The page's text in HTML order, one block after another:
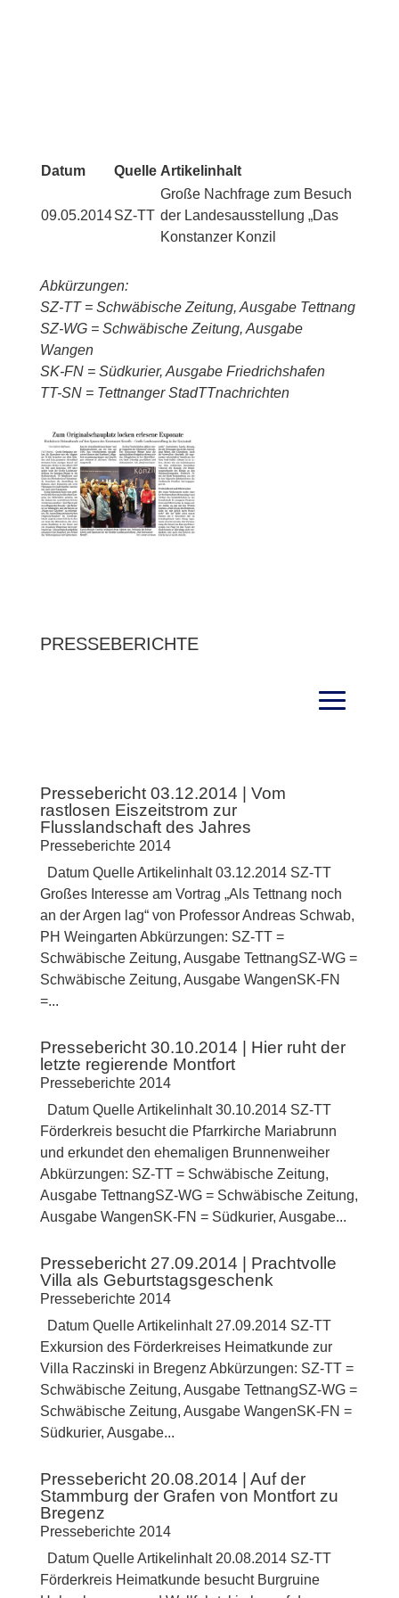
Datum Quelle Artikelinhalt
09.05.2014SZ-TT
Große Nachfrage zum Besuch
der Landesausstellung „Das
Konstanzer Konzil
Abkürzungen:
SZ-TT = Schwäbische Zeitung, Ausgabe Tettnang
SZ-WG = Schwäbische Zeitung, Ausgabe
Wangen
SK-FN = Südkurier, Ausgabe Friedrichshafen
TT-SN = Tettnanger StadTTnachrichten
PRESSEBERICHTE
Pressebericht 03.12.2014 | Vom
rastlosen Eiszeitstrom zur
Flusslandschaft des Jahres
Presseberichte 2014
Datum Quelle Artikelinhalt 03.12.2014 SZ-TT
Großes Interesse am Vortrag „Als Tettnang noch
an der Argen lag“ von Professor Andreas Schwab,
PH Weingarten Abkürzungen: SZ-TT =
Schwäbische Zeitung, Ausgabe TettnangSZ-WG =
Schwäbische Zeitung, Ausgabe WangenSK-FN
=...
Pressebericht 30.10.2014 | Hier ruht der
letzte regierende Montfort
Presseberichte 2014
Datum Quelle Artikelinhalt 30.10.2014 SZ-TT
Förderkreis besucht die Pfarrkirche Mariabrunn
und erkundet den ehemaligen Brunnenweiher
Abkürzungen: SZ-TT = Schwäbische Zeitung,
Ausgabe TettnangSZ-WG = Schwäbische Zeitung,
Ausgabe WangenSK-FN = Südkurier, Ausgabe...
Pressebericht 27.09.2014 | Prachtvolle
Villa als Geburtstagsgeschenk
Presseberichte 2014
Datum Quelle Artikelinhalt 27.09.2014 SZ-TT
Exkursion des Förderkreises Heimatkunde zur
Villa Raczinski in Bregenz Abkürzungen: SZ-TT =
Schwäbische Zeitung, Ausgabe TettnangSZ-WG =
Schwäbische Zeitung, Ausgabe WangenSK-FN =
Südkurier, Ausgabe...
Pressebericht 20.08.2014 | Auf der
Stammburg der Grafen von Montfort zu
Bregenz
Presseberichte 2014
Datum Quelle Artikelinhalt 20.08.2014 SZ-TT
Förderkreis Heimatkunde besucht Burgruine